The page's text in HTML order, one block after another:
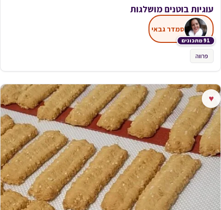
עוגיות בוטנים מושלגות
91 מתכונים
סמדר גבאי
פרווה
♥